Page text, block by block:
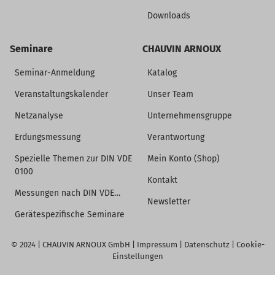
Downloads
Seminare
Seminar-Anmeldung
Veranstaltungskalender
Netzanalyse
Erdungsmessung
Spezielle Themen zur DIN VDE
0100
Messungen nach DIN VDE…
Gerätespezifische Seminare
CHAUVIN ARNOUX
Katalog
Unser Team
Unternehmensgruppe
Verantwortung
Mein Konto (Shop)
Kontakt
Newsletter
© 2024 | CHAUVIN ARNOUX GmbH Impressum Datenschutz| Cookie-
Einstellungen